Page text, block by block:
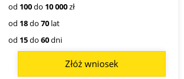
od 100do 10 000zł
od 18do 70 lat
od 15do 60dni
Złóż wniosek